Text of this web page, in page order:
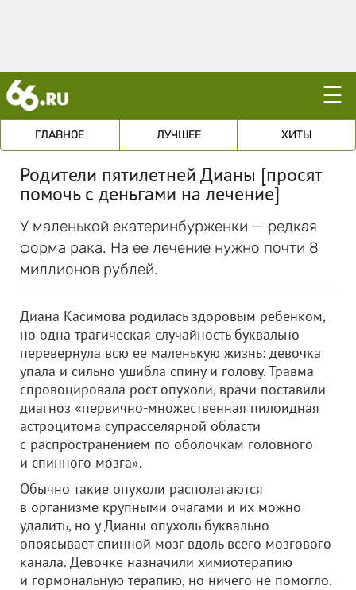
☰
ГЛАВНОЕ ЛУЧШЕЕ ХИТЫ
Родители пятилетней Дианы [просят
помочь с деньгами на лечение]
У маленькой екатеринбурженки — редкая
форма рака. На ее лечение нужно почти 8
миллионов рублей.
Диана Касимова родилась здоровым ребенком,
но одна трагическая случайность буквально
перевернула всю ее маленькую жизнь: девочка
упала и сильно ушибла спину и голову. Травма
спровоцировала рост опухоли, врачи поставили
диагноз «первично-множественная пилоидная
астроцитома супрасселярной области
с распространением по оболочкам головного
и спинного мозга».
Обычно такие опухоли располагаются
в организме крупными очагами и их можно
удалить, но у Дианы опухоль буквально
опоясывает спинной мозг вдоль всего мозгового
канала. Девочке назначили химиотерапию
и гормональную терапию, но ничего не помогло.